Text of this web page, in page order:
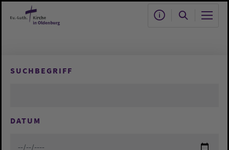
Zum Hauptinhalt springen
SUCHBEGRIFF
DATUM